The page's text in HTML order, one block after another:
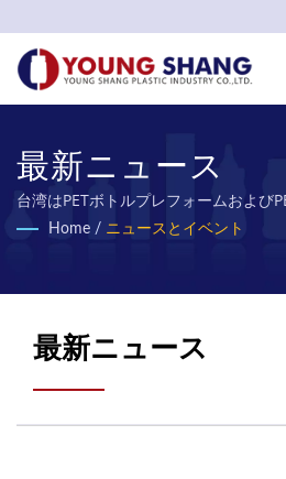
最新ニュース
台湾はPETボトルプレフォームおよび
材料の製造メーカーとして50年以上の
Home / ニュースとイベント
最新ニュース